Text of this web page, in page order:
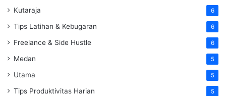
Kutaraja 6
Tips Latihan & Kebugaran 6
Freelance & Side Hustle 6
Medan 5
Utama 5
Tips Produktivitas Harian 5